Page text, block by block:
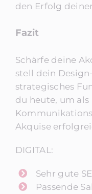
den Erfolg
Fazit
Schärfe deine
stell dein
strategisches
du heute, um als
Akquise
DIGITAL:
Sehr gute
Passende